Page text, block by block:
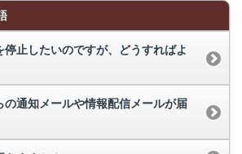
止したいのですが、どうすればよ
の通知メールや情報配信メールが届